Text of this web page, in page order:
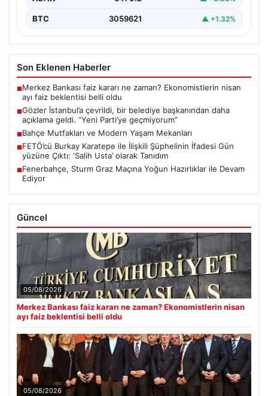
BTC 3059621 ▲ +1.32%
Son Eklenen Haberler
■Merkez Bankası faiz kararı ne zaman? Ekonomistlerin nisan
ayı faiz beklentisi belli oldu
■Gözler İstanbul’a çevrildi, bir belediye başkanından daha
açıklama geldi. “Yeni Parti’ye geçmiyorum”
■Bahçe Mutfakları ve Modern Yaşam Mekanları
■FETÖ’cü Burkay Karatepe ile İlişkili Şüphelinin İfadesi Gün
yüzüne Çıktı: ‘Salih Usta’ olarak Tanıdım
■Fenerbahçe, Sturm Graz Maçına Yoğun Hazırlıklar ile Devam
Ediyor
Güncel
05/08/2026
Merkez Bankası faiz kararı ne zaman? Ekonomistlerin nisan
ayı faiz beklentisi belli oldu
05/08/2026